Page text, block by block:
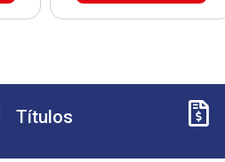
Títulos